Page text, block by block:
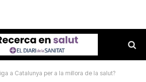
a Catalunya per a la millora de la salut?